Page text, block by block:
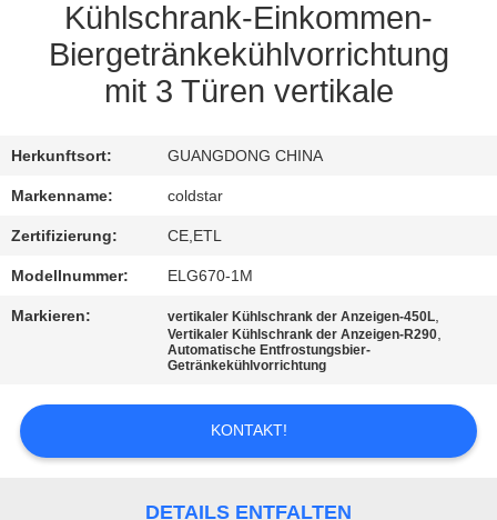
VERBINDUNG
NACHRICHTEN
FORDERN
SIE
EIN
ZITAT
SITEMAP
PRIVACY
POLICY
Kühlschrank-Einkommen-
Biergetränkekühlvorrichtung
mit 3 Türen vertikale
Herkunftsort: GUANGDONG CHINA
Markenname: coldstar
Zertifizierung: CE,ETL
Modellnummer: ELG670-1M
Markieren: vertikaler Kühlschrank der Anzeigen-450L,
Vertikaler Kühlschrank der Anzeigen-R290,
Automatische Entfrostungsbier-
Getränkekühlvorrichtung
KONTAKT!
DETAILS ENTFALTEN